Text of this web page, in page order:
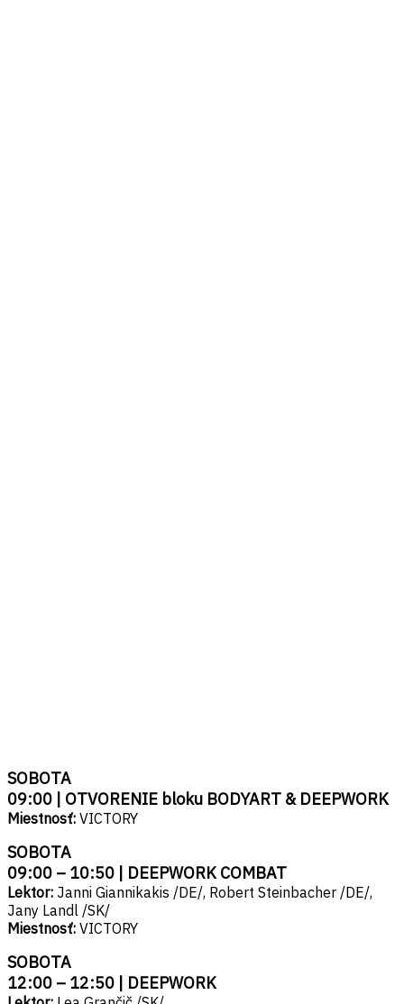
SOBOTA
09:00 | OTVORENIE bloku BODYART & DEEPWORK
Miestnosť: VICTORY
SOBOTA
09:00 – 10:50 | DEEPWORK COMBAT
Lektor: Janni Giannikakis /DE/, Robert Steinbacher /DE/,
Jany Landl /SK/
Miestnosť: VICTORY
SOBOTA
12:00 – 12:50 | DEEPWORK